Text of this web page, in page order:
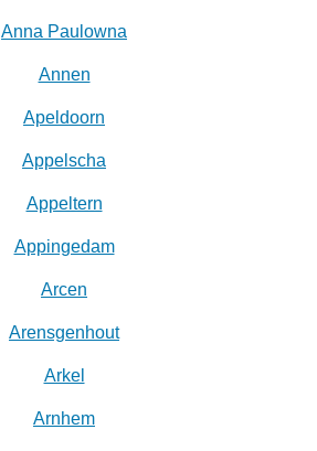
Anna Paulowna
Annen
Apeldoorn
Appelscha
Appeltern
Appingedam
Arcen
Arensgenhout
Arkel
Arnhem